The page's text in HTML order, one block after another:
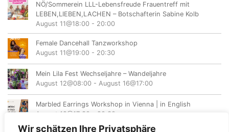
Wir schätzen Ihre Privatsphäre
NÖ/Sommerein LLL-Lebensfreude Frauentreff mit
LEBEN,LIEBEN,LACHEN – Botschafterin Sabine Kolb
August 11@18:00 - 20:00
Female Dancehall Tanzworkshop
August 11@19:00 - 20:30
Mein Lila Fest Wechseljahre – Wandeljahre
August 12@08:00 - August 16@17:00
Marbled Earrings Workshop in Vienna | in English
August 12@17:30
20:30